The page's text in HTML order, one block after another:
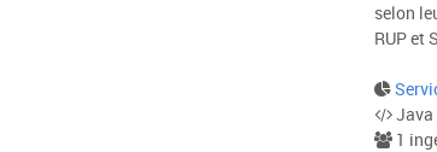
selon
RUP et
Java
1